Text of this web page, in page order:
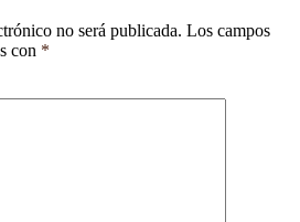
no será publicada. Los campos
con *